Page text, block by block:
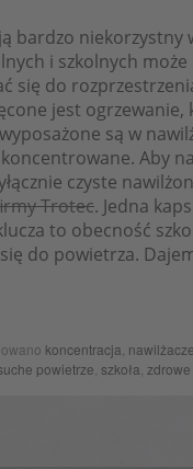
bardzo niekorzystny
i szkolnych
się do
jest ogrzewanie,
są w
Aby
czyste
Trotec. Jedna
to obecność
do powietrza.
koncentracja
powietrze ,szkoła